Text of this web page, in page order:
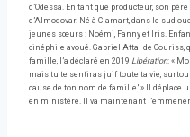
d’Odessa. En tant que producteur, son
d’Almodovar. Né à Clamart, dans le sud-
jeunes sœurs : Noémi, Fanny et Iris.
cinéphile avoué. Gabriel Attal de
famille, l’a déclaré en 2019 Libération: «
mais tu te sentiras juif toute ta vie,
cause de ton nom de famille.' » Il déplace
en ministère. Il va maintenant